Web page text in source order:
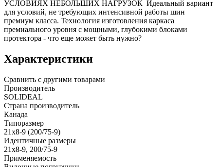
УСЛОВИЯХ НЕБОЛЬШИХ НАГРУЗОК Идеальный вариант
для условий, не требующих интенсивной работы шин
премиум класса. Технология изготовления каркаса
премиального уровня с мощными, глубокими блоками
протектора - что еще может быть нужно?
Характеристики
Сравнить с другими товарами
Производитель
SOLIDEAL
Страна производитель
Канада
Типоразмер
21x8-9 (200/75-9)
Идентичные размеры
21x8-9, 200/75-9
Применяемость